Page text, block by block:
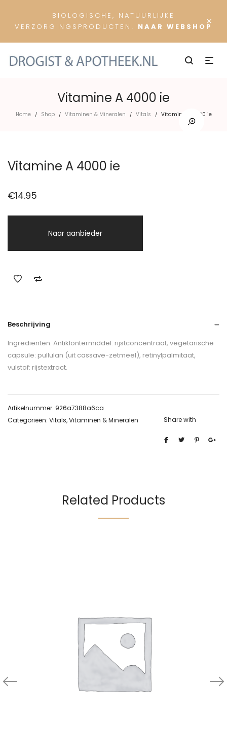
×
BIOLOGISCHE, NATUURLIJKE
VERZORGINGSPRODUCTEN! NAAR WEBSHOP
Vitamine A 4000 ie
Home / Shop / Vitaminen & Mineralen / Vitals / Vitamine A 4000 ie
Vitamine A 4000 ie
€14.95
Naar aanbieder
Beschrijving
Ingrediënten: Antiklontermiddel: rijstconcentraat, vegetarische
capsule: pullulan (uit cassave-zetmeel), retinylpalmitaat,
vulstof: rijstextract.
Artikelnummer: 926a7388a6ca
Categorieën: Vitals,Vitaminen & Mineralen Share with
Related Products